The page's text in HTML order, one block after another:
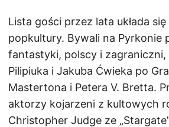
Lista gości przez lata układa
popkultury. Bywali na Pyrkonie
fantastyki, polscy i zagraniczni,
Pilipiuka i Jakuba Ćwieka po
Mastertona i Petera V. Bretta.
aktorzy kojarzeni z kultowych
Christopher Judge ze